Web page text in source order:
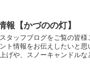
報【かづのの灯】
タッフブログをご覧の皆
ト情報をお伝えしたいと
げや、スノーキャンドル